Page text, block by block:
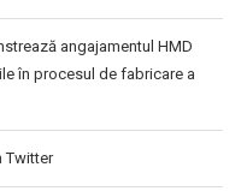
angajamentul HMD
în procesul de fabricare a
Twitter